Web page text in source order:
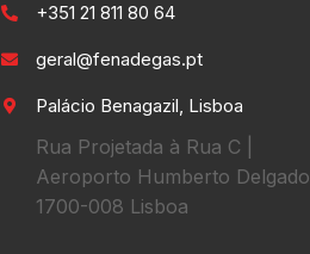
+351 21 811 80 64
geral@fenadegas.pt
Palácio Benagazil, Lisboa
Rua Projetada à Rua C |
Aeroporto Humberto Delgado
1700-008 Lisboa